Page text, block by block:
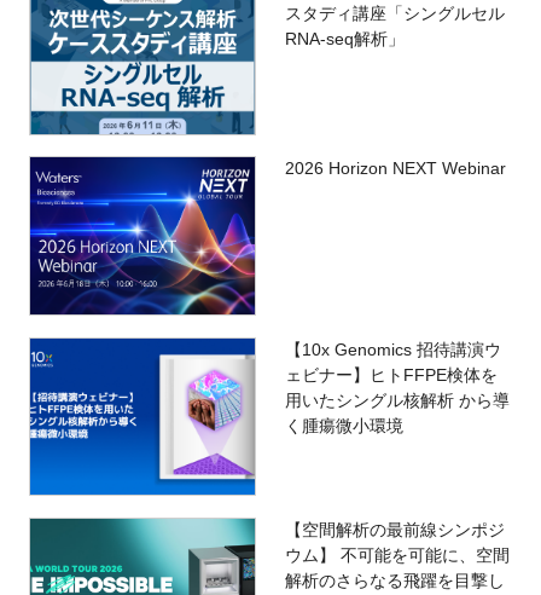
スタディ講座「シングルセル
RNA-seq解析」
2026 Horizon NEXT Webinar
【10x Genomics 招待講演ウ
ェビナー】ヒトFFPE検体を
用いたシングル核解析 から導
く腫瘍微小環境
【空間解析の最前線シンポジ
ウム】 不可能を可能に、空間
解析のさらなる飛躍を目撃し